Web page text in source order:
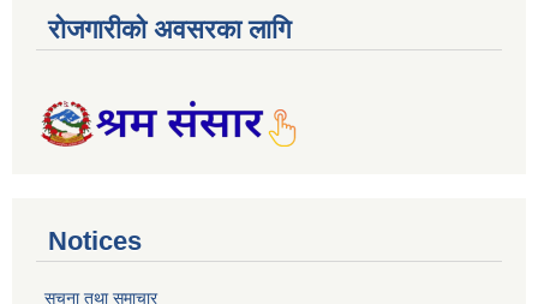
रोजगारीको अवसरका लागि
Notices
सूचना तथा समाचार